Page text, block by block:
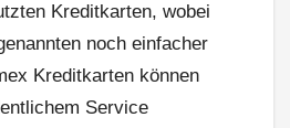
Kreditkarten, wobei
noch einfacher
Kreditkarten können
Service